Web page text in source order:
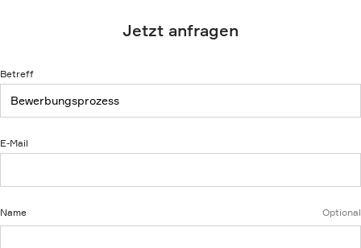
Jetzt anfragen
Betreff
E-Mail
Name Optional